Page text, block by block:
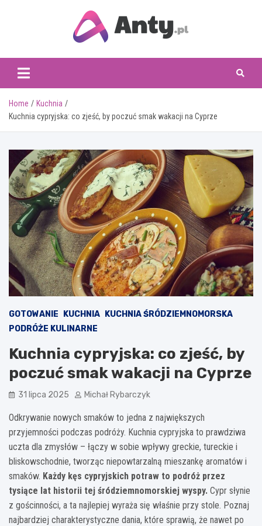
www.anty.pl
Home
Kuchnia
Kuchnia cypryjska: co zjeść, by poczuć smak wakacji na Cyprze
GOTOWANIE KUCHNIA
KUCHNIA ŚRÓDZIEMNOMORSKA
PODRÓŻE KULINARNE
Kuchnia cypryjska: co zjeść, by
poczuć smak wakacji na Cyprze
31 lipca 2025 Michał Rybarczyk
Odkrywanie nowych smaków to jedna z największych
przyjemności podczas podróży. Kuchnia cypryjska to prawdziwa
uczta dla zmysłów – łączy w sobie wpływy greckie, tureckie i
bliskowschodnie, tworząc niepowtarzalną mieszankę aromatów i
smaków. Każdy kęs cypryjskich potraw to podróż przez
tysiące lat historii tej śródziemnomorskiej wyspy. Cypr słynie
z gościnności, a ta najlepiej wyraża się właśnie przy stole. Poznaj
najbardziej charakterystyczne dania, które sprawią, że nawet po